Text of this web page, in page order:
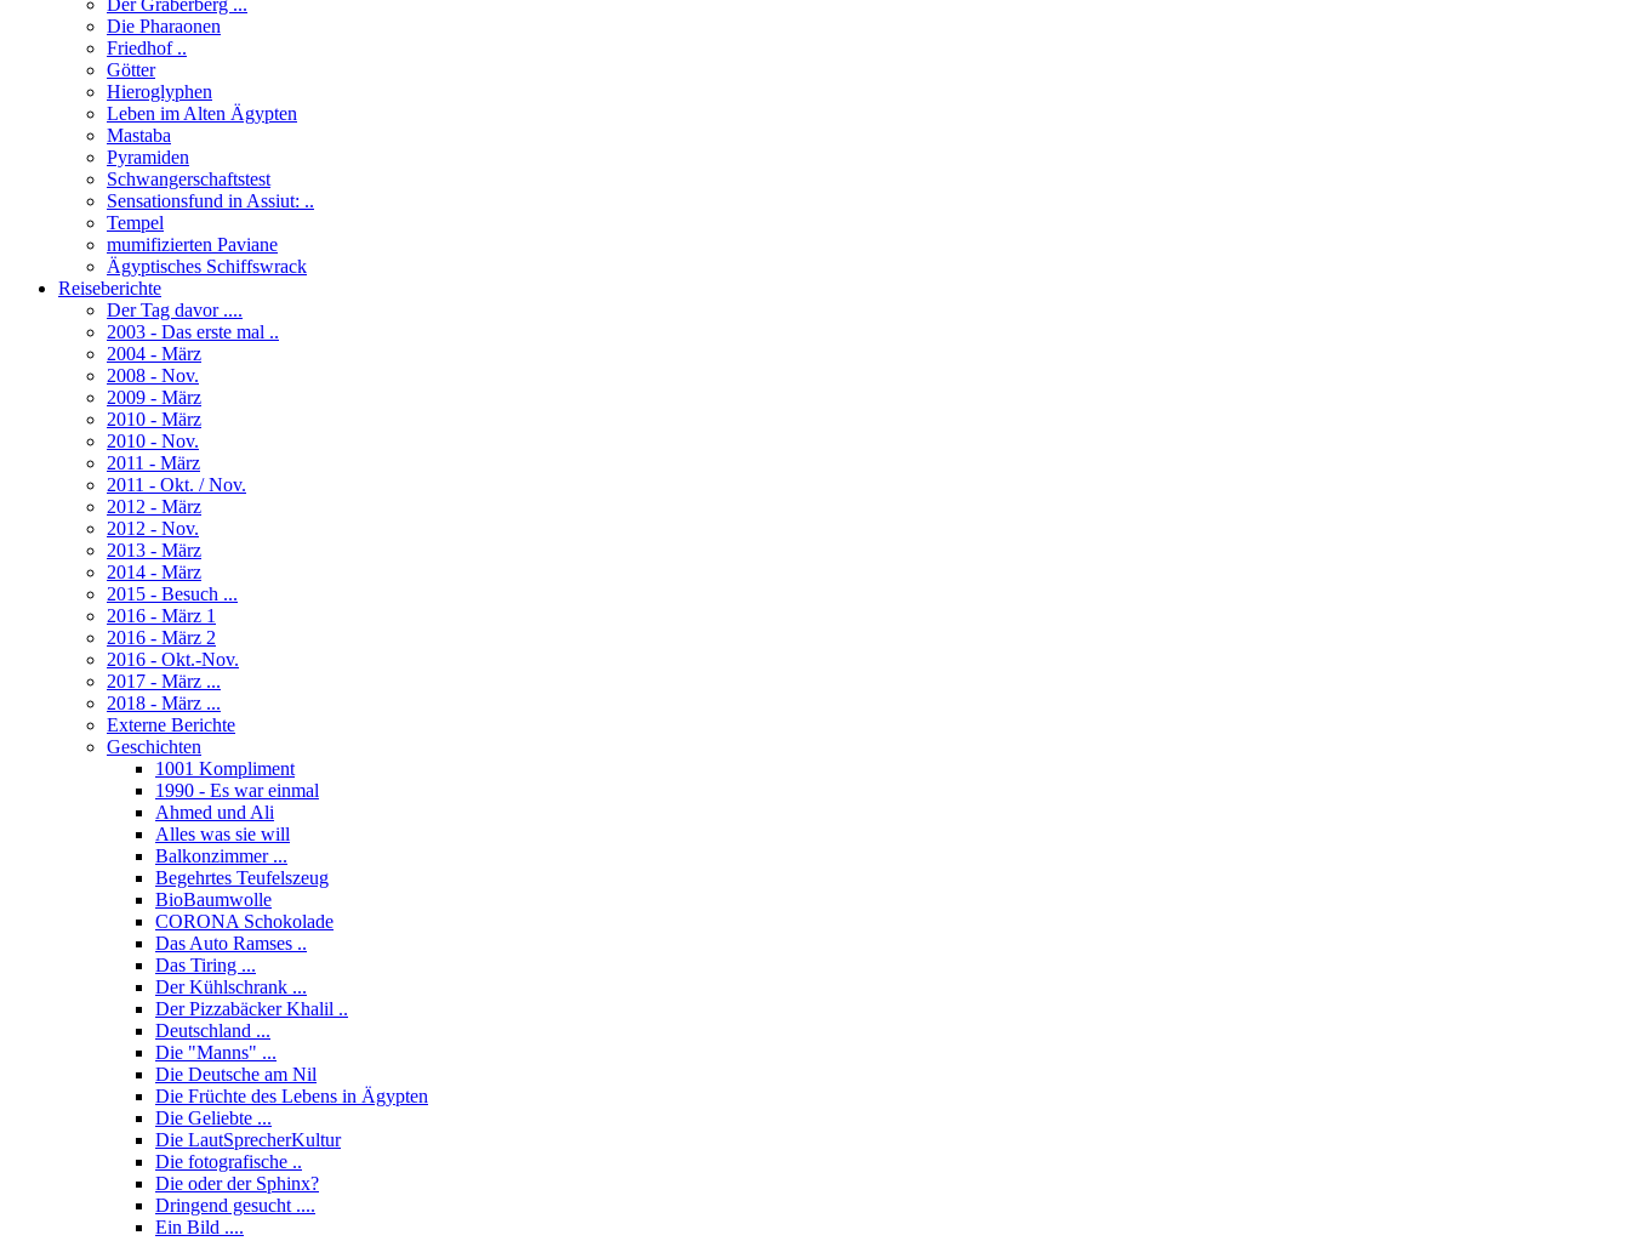
Die Pharaonen
Friedhof ..
Götter
Hieroglyphen
Leben im Alten Ägypten
Mastaba
Pyramiden
Schwangerschaftstest
Sensationsfund in Assiut: ..
Tempel
mumifizierten Paviane
Ägyptisches Schiffswrack
Reiseberichte
Der Tag davor ....
2003 - Das erste mal ..
2004 - März
2008 - Nov.
2009 - März
2010 - März
2010 - Nov.
2011 - März
2011 - Okt. / Nov.
2012 - März
2012 - Nov.
2013 - März
2014 - März
2015 - Besuch ...
2016 - März 1
2016 - März 2
2016 - Okt.-Nov.
2017 - März ...
2018 - März ...
Externe Berichte
Geschichten
1001 Kompliment
1990 - Es war einmal
Ahmed und Ali
Alles was sie will
Balkonzimmer ...
Begehrtes Teufelszeug
BioBaumwolle
CORONA Schokolade
Das Auto Ramses ..
Das Tiring ...
Der Kühlschrank ...
Der Pizzabäcker Khalil ..
Deutschland ...
Die "Manns" ...
Die Deutsche am Nil
Die Früchte des Lebens in Ägypten
Die Geliebte ...
Die LautSprecherKultur
Die fotografische ..
Die oder der Sphinx?
Dringend gesucht ....
Ein Bild ....